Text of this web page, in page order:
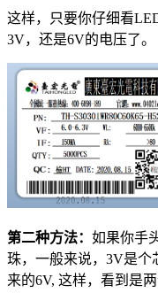
这样，只要你仔细看
3V，还是6V的电压了。
第二种方法： 如果你手
珠，一般来说，3V是个
来的6V, 这样，看到是